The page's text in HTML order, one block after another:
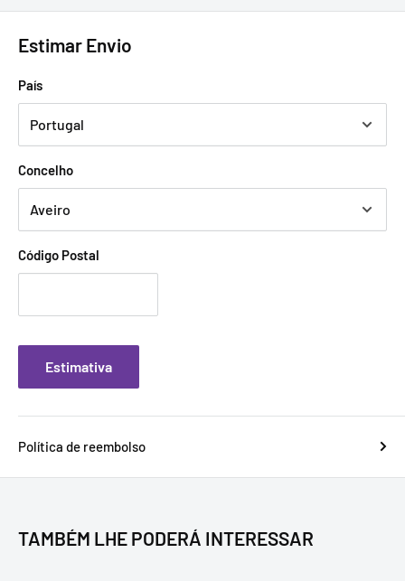
Estimar Envio
País
Concelho
Código Postal
Estimativa
Política de reembolso
TAMBÉM LHE PODERÁ INTERESSAR